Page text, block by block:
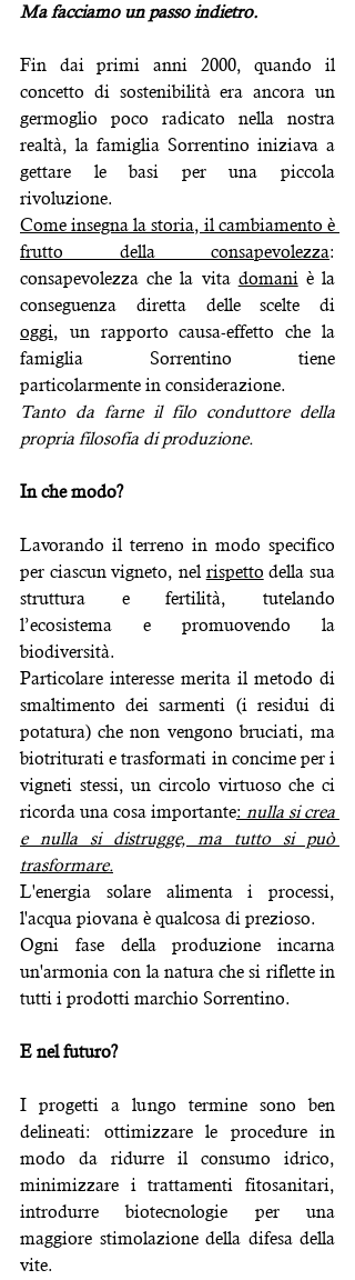
Ma facciamo un passo indietro.
Fin dai primi anni 2000, quando il
concetto di sostenibilità era ancora un
germoglio poco radicato nella nostra
realtà, la famiglia Sorrentino iniziava a
gettare le basi per una piccola
rivoluzione.
Come insegna la storia, il cambiamento è
frutto della consapevolezza:
consapevolezza che la vita domani è la
oggi, un rapporto causa-effetto che la
famiglia Sorrentino tiene
particolarmente in considerazione.
Tanto da farne il filo conduttore della
propria filosofia di produzione.
In che modo?
Lavorando il terreno in modo specifico
per ciascun vigneto, nel rispetto della sua
struttura e fertilità, tutelando
l’ecosistema e promuovendo la
biodiversità.
Particolare interesse merita il metodo di
smaltimento dei sarmenti (i residui di
potatura) che non vengono bruciati, ma
biotriturati e trasformati in concime per i
vigneti stessi, un circolo virtuoso che ci
ricorda una cosa importante: nulla si crea
e nulla si distrugge, ma tutto si può
trasformare.
L'energia solare alimenta i processi,
l'acqua piovana è qualcosa di prezioso.
Ogni fase della produzione incarna
un'armonia con la natura che si riflette in
tutti i prodotti marchio Sorrentino.
E nel futuro?
I progetti a lungo termine sono ben
delineati: ottimizzare le procedure in
modo da ridurre il consumo idrico,
minimizzare i trattamenti fitosanitari,
introdurre biotecnologie per una
maggiore stimolazione della difesa della
vite.